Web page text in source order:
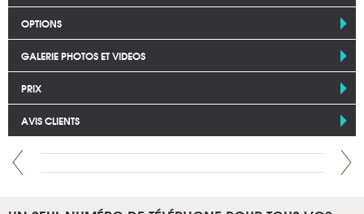
OPTIONS
GALERIE PHOTOS ET VIDEOS
PRIX
AVIS CLIENTS